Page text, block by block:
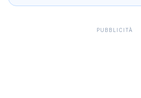
PUBBLICITÀ